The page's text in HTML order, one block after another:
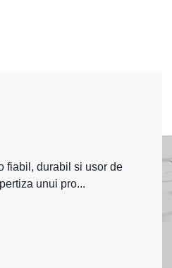
fiabil, durabil si usor de
unui pro...